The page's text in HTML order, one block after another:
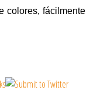
colores, fácilmente